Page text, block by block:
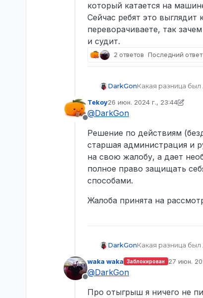
который катается на
Сейчас ребят это
переворачиваете, так
и судит.
2 ответов Последний ответ
DarkGonКакая разница
Это
waka waka, я хочу
который катается
Сейчас ребят это
переворачиваете,
судит.
Не в сети
Tekoy26 июн. 2024 г., 23:44
отредактировано Tekoy
@DarkGon
Решение по действиям
старшая администрация и
на свою жалобу, а дает
полное право защищать
способами.
Жалоба принята на
DarkGonКакая разница
Это
waka waka, я хочу
Не в сети
waka waka Заблокирован 27 июн.
@DarkGon
Про отыгрыш я ничего не